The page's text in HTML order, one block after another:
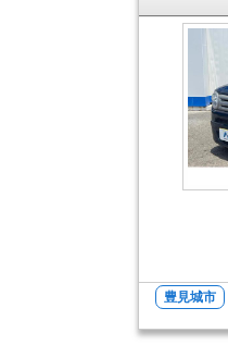
豊見城市